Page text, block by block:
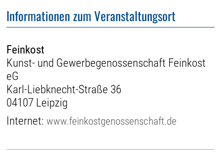
Informationen zum Veranstaltungsort
Feinkost
Kunst- und Gewerbegenossenschaft Feinkost
eG
Karl-Liebknecht-Straße 36
04107 Leipzig
Internet:www.feinkostgenossenschaft.de